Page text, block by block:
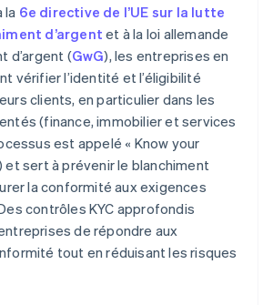
la 6e directive de l’UE sur la lutte
d’argent et à la loi allemande
d’argent (GwG), les entreprises en
vérifier l’identité et l’éligibilité
clients, en particulier dans les
(finance, immobilier et services
est appelé « Know your
et sert à prévenir le blanchiment
la conformité aux exigences
contrôles KYC approfondis
de répondre aux
tout en réduisant les risques